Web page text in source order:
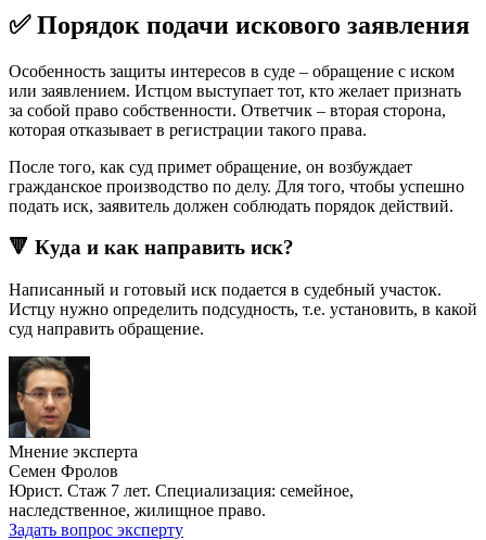
✅ Порядок подачи искового заявления
Особенность защиты интересов в суде – обращение с иском
или заявлением. Истцом выступает тот, кто желает признать
за собой право собственности. Ответчик – вторая сторона,
которая отказывает в регистрации такого права.
После того, как суд примет обращение, он возбуждает
гражданское производство по делу. Для того, чтобы успешно
подать иск, заявитель должен соблюдать порядок действий.
🔻 Куда и как направить иск?
Написанный и готовый иск подается в судебный участок.
Истцу нужно определить подсудность, т.е. установить, в какой
суд направить обращение.
Мнение эксперта
Семен Фролов
Юрист. Стаж 7 лет. Специализация: семейное,
наследственное, жилищное право.
Задать вопрос эксперту